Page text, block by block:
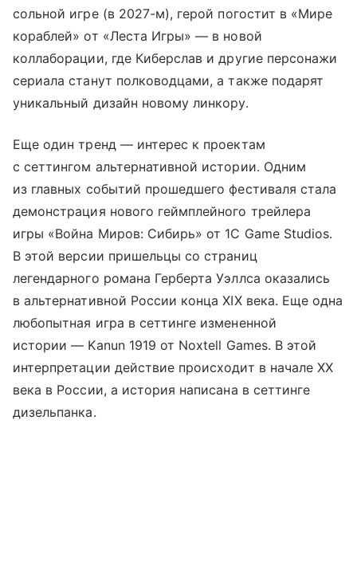
сольной игре (в 2027-м), герой погостит в «Мире
кораблей» от «Леста Игры» — в новой
коллаборации, где Киберслав и другие персонажи
сериала станут полководцами, а также подарят
уникальный дизайн новому линкору.
Еще один тренд — интерес к проектам
с сеттингом альтернативной истории. Одним
из главных событий прошедшего фестиваля стала
демонстрация нового геймплейного трейлера
игры «Война Миров: Сибирь» от 1C Game Studios.
В этой версии пришельцы со страниц
легендарного романа Герберта Уэллса оказались
в альтернативной России конца XIX века. Еще одна
любопытная игра в сеттинге измененной
истории — Kanun 1919 от Noxtell Games. В этой
интерпретации действие происходит в начале XX
века в России, а история написана в сеттинге
дизельпанка.